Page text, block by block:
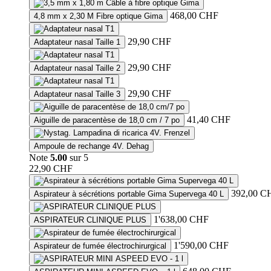
4,8 mm x 2,30 M Fibre optique Gima 468,00 CHF
Adaptateur nasal Taille 1 29,90 CHF
Adaptateur nasal Taille 2 29,90 CHF
Adaptateur nasal Taille 3 29,90 CHF
Aiguille de paracentèse de 18,0 cm / 7 po 41,40 CHF
Ampoule de rechange 4V. Dehag
Note 5.00 sur 5
22,90 CHF
Aspirateur à sécrétions portable Gima Supervega 40 L 392,00
ASPIRATEUR CLINIQUE PLUS 1'638,00 CHF
Aspirateur de fumée électrochirurgical 1'590,00 CHF